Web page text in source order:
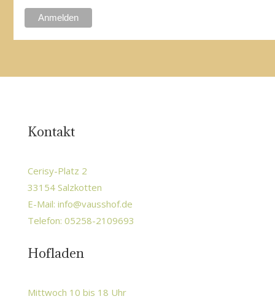
Kontakt
Cerisy-Platz 2
33154 Salzkotten
E-Mail: info@vausshof.de
Telefon: 05258-2109693
Hofladen
Mittwoch 10 bis 18 Uhr